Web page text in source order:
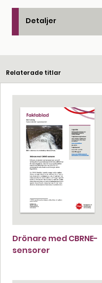
Detaljer
Relaterade titlar
Drönare med CBRNE-
sensorer